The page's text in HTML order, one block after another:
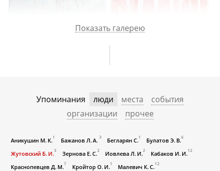
Показать галерею
Упоминания люди места
события
организации
прочее
Аникушин М. К. 1 Бажанов Л. А. 3 Бегларян С. 1 Булатов Э. В.6
Жутовский Б. И.3 Зернова Е. С.2 Иовлева Л. И.2 Кабаков И. И. 12
Краснопевцев Д. М.7 Кройтор О. И. 1 Малевич К. С. 12